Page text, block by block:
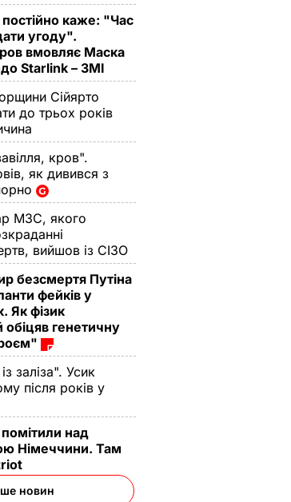
постійно каже: "Час
угоду".
вмовляє Маска
Starlink – ЗМІ
Сійярто
до трьох років
кров".
як дивився з
МЗС, якого
вийшов із СІЗО
безсмертя Путіна
фейків у
Як фізик
генетичну
заліза". Усик
після років у
над
Німеччини. Там
новин